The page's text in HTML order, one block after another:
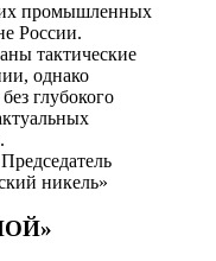
промышленных
России.
тактические
однако
глубокого
никель»